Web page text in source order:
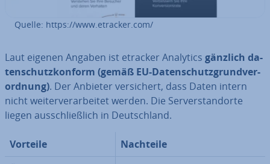
Quelle: https://www.etracker.com/
Laut eigenen Angaben ist etracker Analytics gänzlich da­
ten­schutz­kon­form (gemäß EU-Da­ten­schutz­grund­ver­
ord­nung). Der Anbieter ver­si­chert, dass Daten intern
nicht wei­ter­ver­ar­bei­tet werden. Die Ser­ver­stand­or­te
liegen aus­schließ­lich in Deutsch­land.
Vorteile
Nachteile